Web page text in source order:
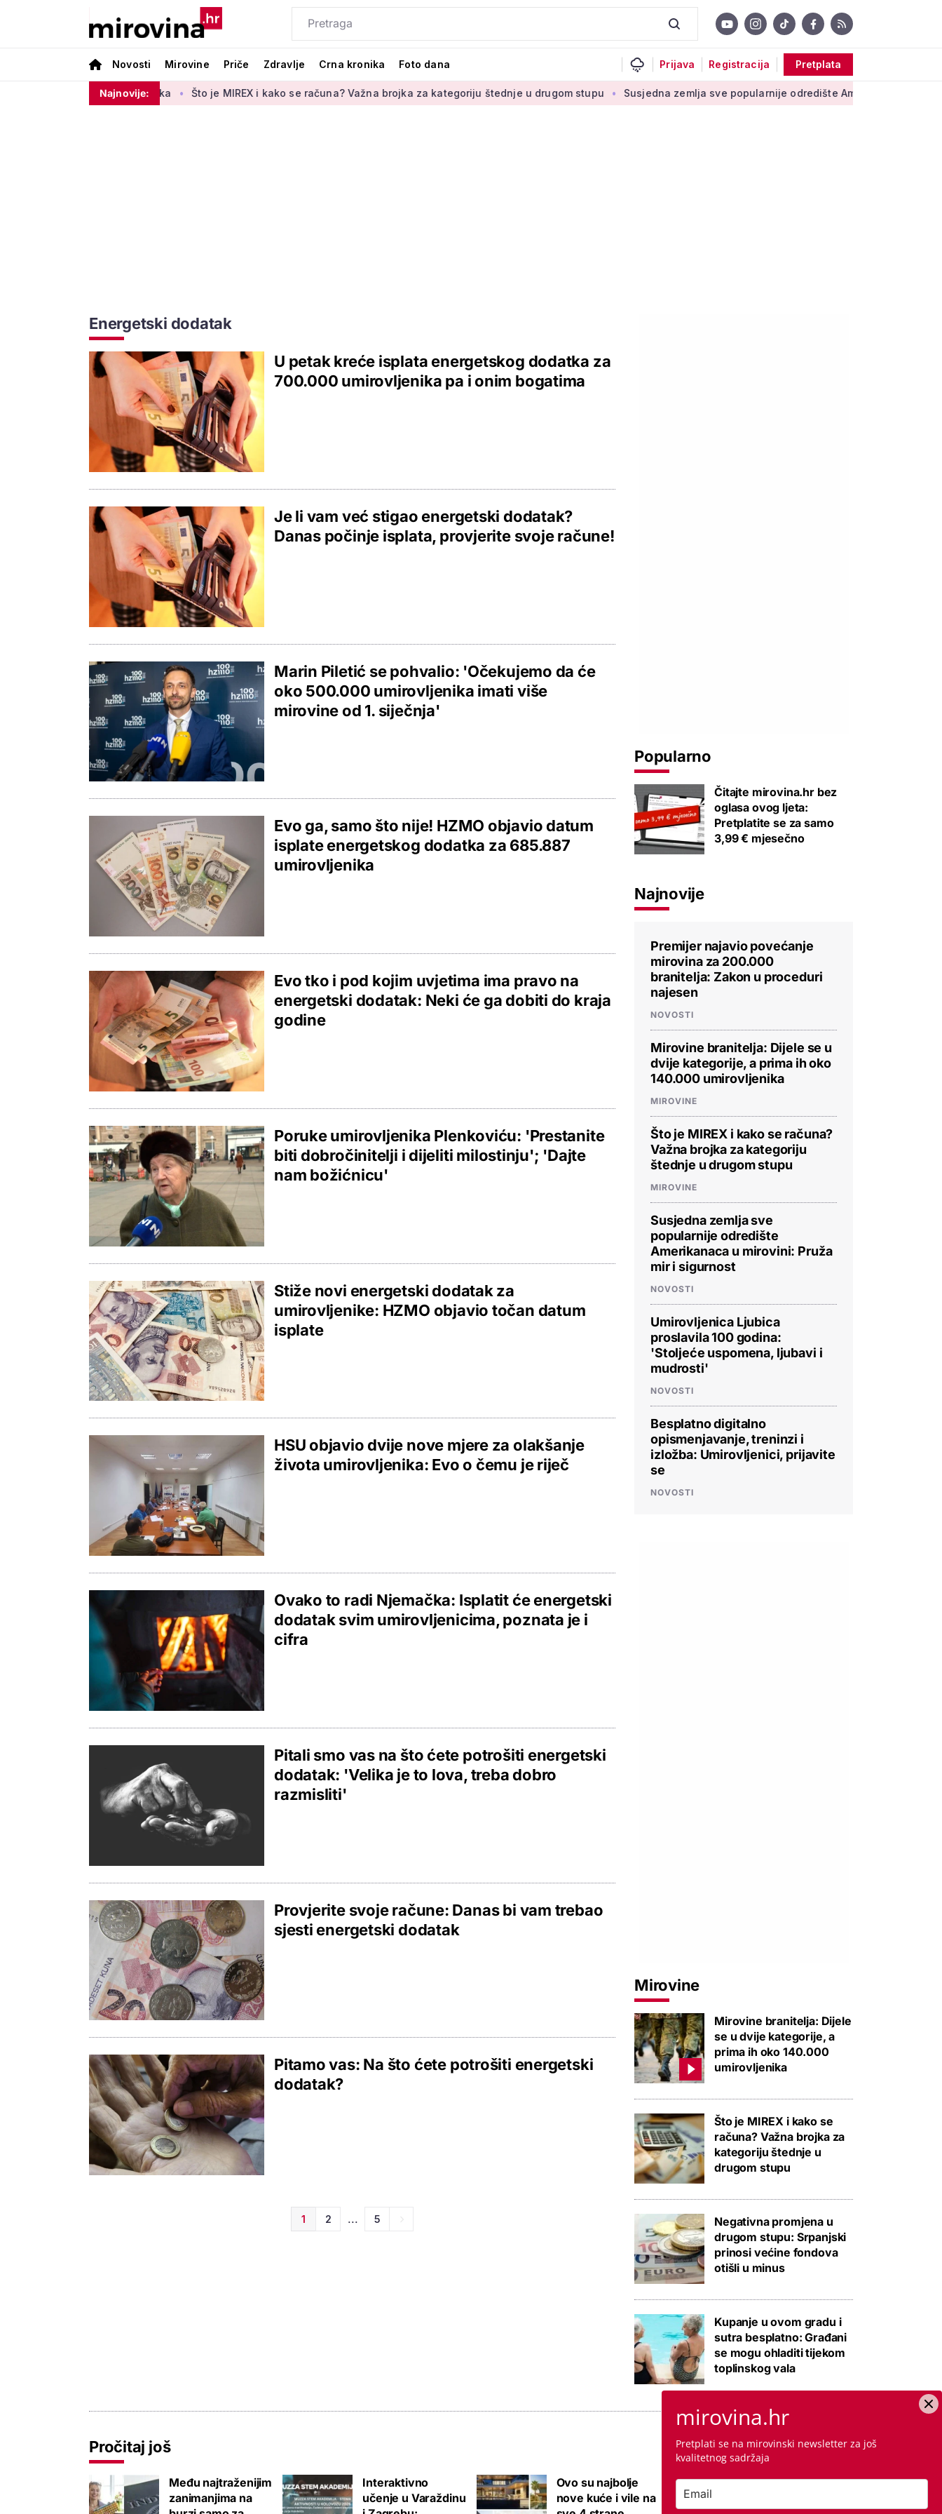
Novosti Mirovine Priče Zdravlje Crna kronika Foto dana Prijava Registracija Pretplata
Najnovije:
umirovljenika Što je MIREX i kako se računa? Važna brojka za kategoriju štednje u drugom stupu Susjedna zemlja sve popularnije odredište Amerikanaca u mirovini: Pruža
Energetski dodatak
U petak kreće isplata energetskog dodatka za
700.000 umirovljenika pa i onim bogatima
Je li vam već stigao energetski dodatak?
Danas počinje isplata, provjerite svoje račune!
Marin Piletić se pohvalio: 'Očekujemo da će
oko 500.000 umirovljenika imati više
mirovine od 1. siječnja'
Evo ga, samo što nije! HZMO objavio datum
isplate energetskog dodatka za 685.887
umirovljenika
Evo tko i pod kojim uvjetima ima pravo na
energetski dodatak: Neki će ga dobiti do kraja
godine
Poruke umirovljenika Plenkoviću: 'Prestanite
biti dobročinitelji i dijeliti milostinju'; 'Dajte
nam božićnicu'
Stiže novi energetski dodatak za
umirovljenike: HZMO objavio točan datum
isplate
HSU objavio dvije nove mjere za olakšanje
života umirovljenika: Evo o čemu je riječ
Ovako to radi Njemačka: Isplatit će energetski
dodatak svim umirovljenicima, poznata je i
cifra
Pitali smo vas na što ćete potrošiti energetski
dodatak: 'Velika je to lova, treba dobro
razmisliti'
Provjerite svoje račune: Danas bi vam trebao
sjesti energetski dodatak
Pitamo vas: Na što ćete potrošiti energetski
dodatak?
1 2 ... 5
Popularno
Čitajte mirovina.hr bez
oglasa ovog ljeta:
Pretplatite se za samo
3,99 € mjesečno
Najnovije
Premijer najavio povećanje
mirovina za 200.000
branitelja: Zakon u proceduri
najesen
NOVOSTI
Mirovine branitelja: Dijele se u
dvije kategorije, a prima ih oko
140.000 umirovljenika
MIROVINE
Što je MIREX i kako se računa?
Važna brojka za kategoriju
štednje u drugom stupu
MIROVINE
Susjedna zemlja sve
popularnije odredište
Amerikanaca u mirovini: Pruža
mir i sigurnost
NOVOSTI
Umirovljenica Ljubica
proslavila 100 godina:
'Stoljeće uspomena, ljubavi i
mudrosti'
NOVOSTI
Besplatno digitalno
opismenjavanje, treninzi i
izložba: Umirovljenici, prijavite
se
NOVOSTI
Mirovine
Mirovine branitelja: Dijele
se u dvije kategorije, a
prima ih oko 140.000
umirovljenika
Što je MIREX i kako se
računa? Važna brojka za
kategoriju štednje u
drugom stupu
Negativna promjena u
drugom stupu: Srpanjski
prinosi većine fondova
otišli u minus
Kupanje u ovom gradu i
sutra besplatno: Građani
se mogu ohladiti tijekom
toplinskog vala
Pročitaj još
Među najtraženijim
zanimanjima na
Interaktivno
učenje u Varaždinu
Ovo su najbolje
nove kuće i vile na
Nema više 'sin mi
mirovina.hr
Pretplati se na mirovinski newsletter za još
kvalitetnog sadržaja